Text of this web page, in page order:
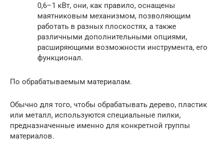
0,6–1 кВт, они, как правило, оснащены
маятниковым механизмом, позволяющим
работать в разных плоскостях, а также
различными дополнительными опциями,
расширяющими возможности инструмента, его
функционал.
По обрабатываемым материалам.
Обычно для того, чтобы обрабатывать дерево, пластик
или металл, используются специальные пилки,
предназначенные именно для конкретной группы
материалов.